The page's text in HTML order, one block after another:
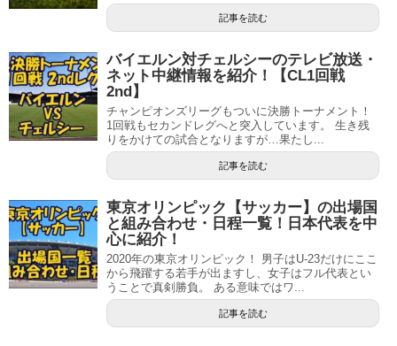
記事を読む
バイエルン対チェルシーのテレビ放送・
ネット中継情報を紹介！【CL1回戦
2nd】
チャンピオンズリーグもついに決勝トーナメント！
1回戦もセカンドレグへと突入しています。 生き残
りをかけての試合となりますが…果たし...
記事を読む
東京オリンピック【サッカー】の出場国
と組み合わせ・日程一覧！日本代表を中
心に紹介！
2020年の東京オリンピック！ 男子はU-23だけにここ
から飛躍する若手が出ますし、女子はフル代表とい
うことで真剣勝負。 ある意味ではワ...
記事を読む